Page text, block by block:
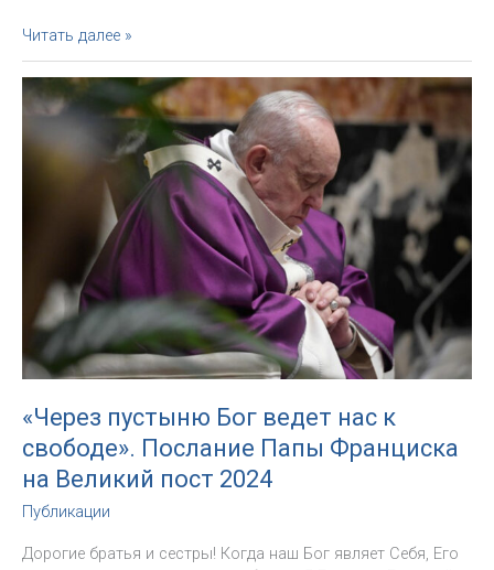
«Давайте
вместе
идти
по
в
надежде».
Святейшества
Франциска
на
Великий
пост
2025
Читать далее »
«Через пустыню Бог ведет нас к
свободе». Послание Папы Франциска
на Великий пост 2024
Публикации
Дорогие братья и сестры! Когда наш Бог являет Себя, Его